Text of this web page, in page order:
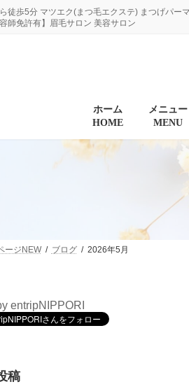
徒歩5分 マツエク(まつ毛エクステ) まつげパ
師免許有】眉毛サロン 美容サロン
ホーム
HOME
メニュー
MENU
ージNEW ブログ 2026年5月
entripNIPPORI
稿